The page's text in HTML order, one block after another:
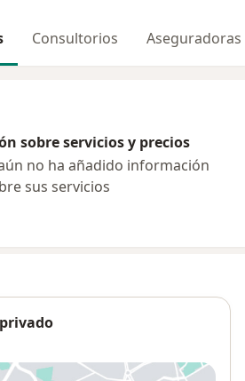
Consultorios Aseguradoras
sobre servicios y precios
no ha añadido información
sus servicios